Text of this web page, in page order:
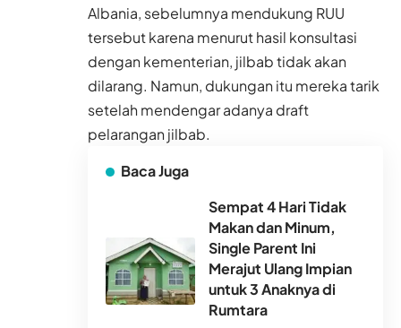
Albania, sebelumnya mendukung RUU
tersebut karena menurut hasil konsultasi
dengan kementerian, jilbab tidak akan
dilarang. Namun, dukungan itu mereka tarik
setelah mendengar adanya draft
pelarangan jilbab.
Baca Juga
Sempat 4 Hari Tidak
Makan dan Minum,
Single Parent Ini
Merajut Ulang Impian
untuk 3 Anaknya di
Rumtara